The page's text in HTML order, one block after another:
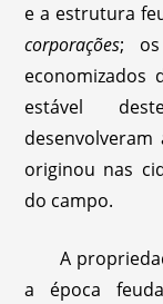
e a estrutura
corporações; os
economizados
estável
originou nas
do campo.
A
a época